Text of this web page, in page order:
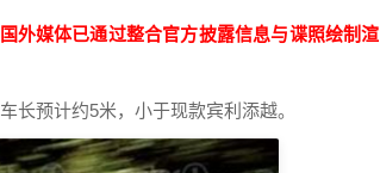
外媒体已通过整合官方披露信息与谍照绘制渲
长预计约5米，小于现款宾利添越。